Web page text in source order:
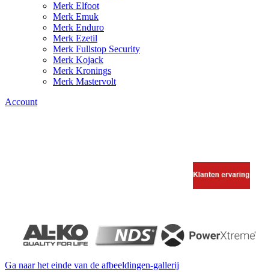
Merk Elfoot
Merk Emuk
Merk Enduro
Merk Ezetil
Merk Fullstop Security
Merk Kojack
Merk Kronings
Merk Mastervolt
Account
Ga naar het einde van de afbeeldingen-gallerij